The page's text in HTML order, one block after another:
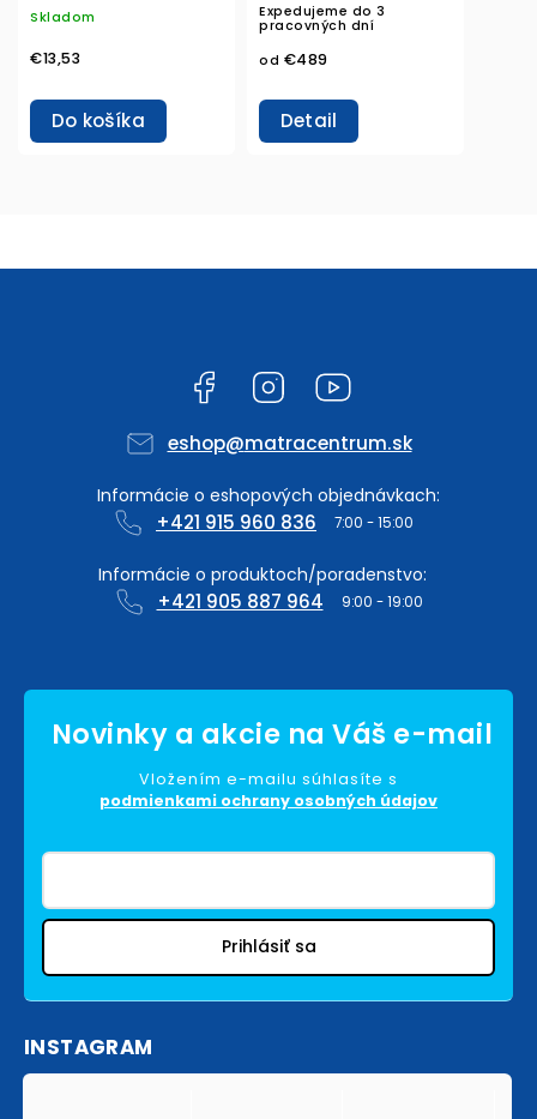
Skladom
€13,53
Do košíka
Expedujeme do 3
pracovných dní
od €489
Detail
Facebook Instagram
eshop@matracentrum.sk
+421 915 960 836
+421 905 887 964
Vložením e-mailu súhlasíte s
podmienkami ochrany osobných údajov
Prihlásiť sa
INSTAGRAM